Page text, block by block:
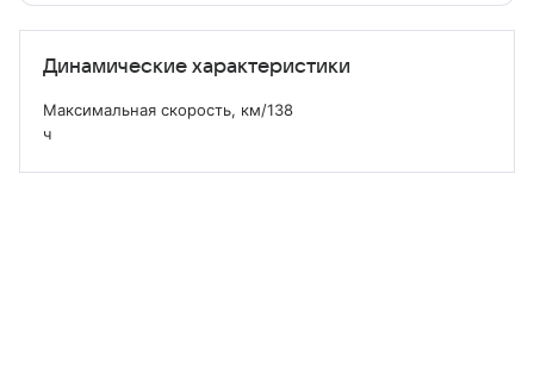
Динамические характеристики
Максимальная скорость, км/
ч
138